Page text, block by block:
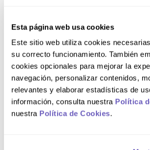
Esta página web usa cookies
Este sitio web utiliza cookies
su correcto funcionamiento. También
cookies opcionales para mejorar la
navegación, personalizar contenidos,
relevantes y elaborar estadísticas de
información, consulta nuestra Política
nuestra Política de Cookies.
Pote 30 g
Emulsión del Dr.
Zaidman
Dermaprotect
S/ 22.46
S/45.